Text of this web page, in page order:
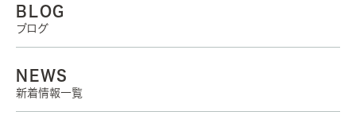
BLOG
ブログ
NEWS
新着情報一覧